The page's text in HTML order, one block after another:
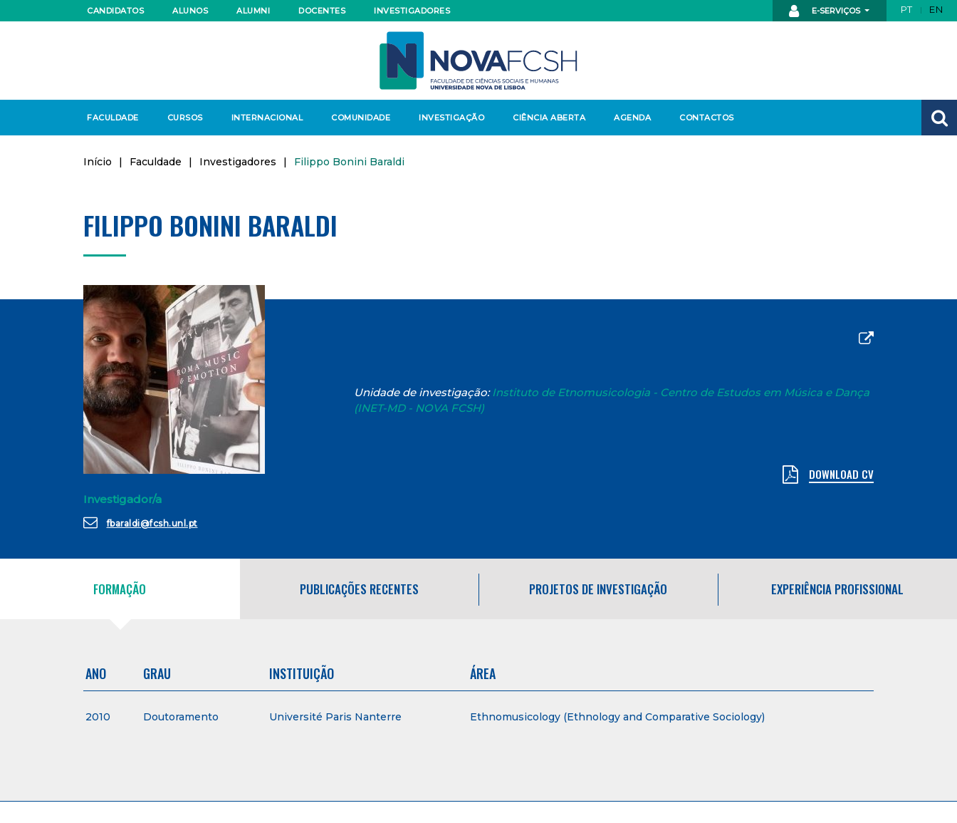
E-SERVIÇOS PT EN
CANDIDATOS ALUNOS ALUMNI DOCENTES INVESTIGADORES
FACULDADE CURSOS INTERNACIONAL COMUNIDADE INVESTIGAÇÃO CIÊNCIA ABERTA AGENDA CONTACTOS
Início | Faculdade | Investigadores | Filippo Bonini Baraldi
FILIPPO BONINI BARALDI
Investigador/a
fbaraldi@fcsh.unl.pt
Unidade de investigação:Instituto de Etnomusicologia - Centro de Estudos em Música e Dança
(INET-MD - NOVA FCSH)
DOWNLOAD CV
FORMAÇÃO PUBLICAÇÕES RECENTES PROJETOS DE INVESTIGAÇÃO EXPERIÊNCIA PROFISSIONAL
ANO GRAU INSTITUIÇÃO ÁREA
2010 Doutoramento Université Paris Nanterre Ethnomusicology (Ethnology and Comparative Sociology)